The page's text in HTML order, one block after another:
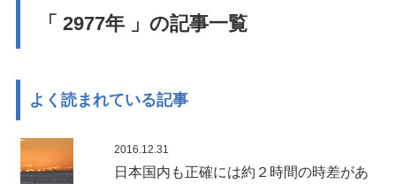
「 2977年 」の記事一覧
よく読まれている記事
2016.12.31
日本国内も正確には約２時間の時差があ